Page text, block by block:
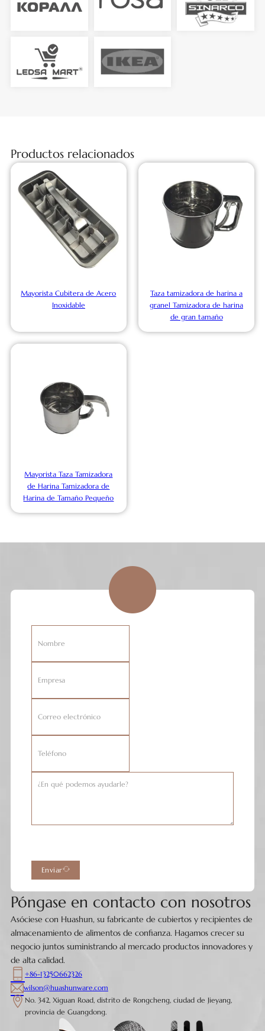
Productos relacionados
Mayorista Cubitera de Acero
Inoxidable
Taza tamizadora de harina a
granel Tamizadora de harina
de gran tamaño
Mayorista Taza Tamizadora
de Harina Tamizadora de
Harina de Tamaño Pequeño
Póngase en contacto con nosotros
Asóciese con Huashun, su fabricante de cubiertos y recipientes de
almacenamiento de alimentos de confianza. Hagamos crecer su
negocio juntos suministrando al mercado productos innovadores y
de alta calidad.
+86-13250662326
wilson@huashunware.com
No. 342, Xiguan Road, distrito de Rongcheng, ciudad de Jieyang,
provincia de Guangdong.
Enviar